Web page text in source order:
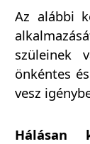
Az alábbi
szüleinek
önkéntes
vesz
Hálásan